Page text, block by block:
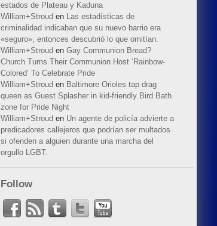
estados de Plateau y Kaduna
William+Stroud en Las estadísticas de
criminalidad indicaban que su nuevo barrio era
«seguro»; entonces descubrió lo que omitían.
William+Stroud en Gay Communion Bread?
Church Turns Their Communion Host ‘Rainbow-
Colored’ To Celebrate Pride
William+Stroud en Baltimore Orioles tap drag
queen as Guest Splasher in kid-friendly Bird Bath
zone for Pride Night
William+Stroud en Un agente de policía advierte a
predicadores callejeros que podrían ser multados
si ofenden a alguien durante una marcha del
orgullo LGBT.
Follow